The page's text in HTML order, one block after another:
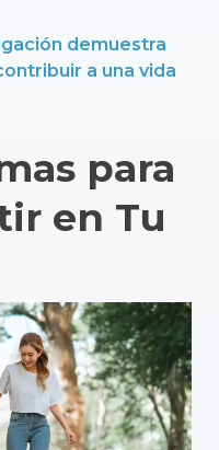
demuestra
a una vida
para
en Tu